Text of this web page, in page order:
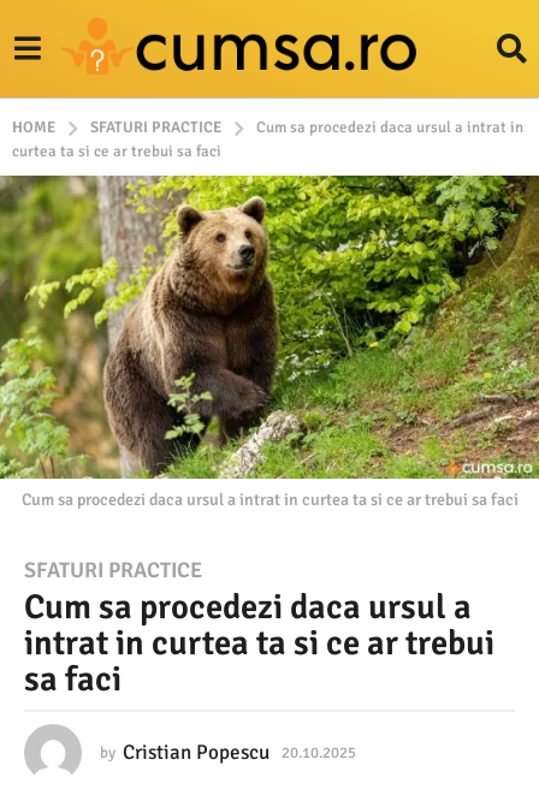
HOME SFATURI PRACTICE
Cum sa procedezi daca ursul a intrat in
curtea ta si ce ar trebui sa faci
Cum sa procedezi daca ursul a intrat in curtea ta si ce ar trebui sa faci
2
0
.
1
.
SFATURI PRACTICE
Cum sa procedezi daca ursul a
intrat in curtea ta si ce ar trebui
sa faci
by Cristian Popescu 20.10.2025